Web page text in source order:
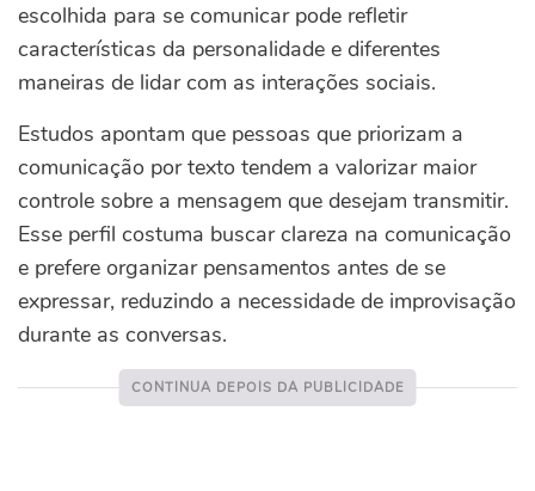
escolhida para se comunicar pode refletir
características da personalidade e diferentes
maneiras de lidar com as interações sociais.
Estudos apontam que pessoas que priorizam a
comunicação por texto tendem a valorizar maior
controle sobre a mensagem que desejam transmitir.
Esse perfil costuma buscar clareza na comunicação
e prefere organizar pensamentos antes de se
expressar, reduzindo a necessidade de improvisação
durante as conversas.